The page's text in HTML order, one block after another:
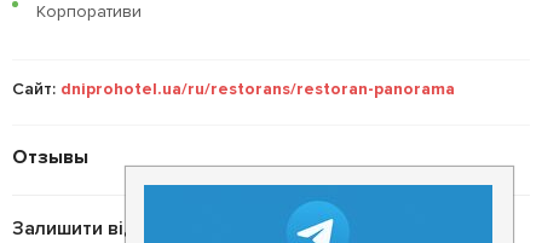
Корпоративи
Сайт: dniprohotel.ua/ru/restorans/restoran-panorama
Отзывы
Залишити відгук